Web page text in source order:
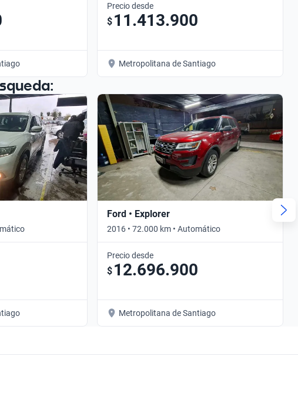
Precio desde
$ 11.413.900
Metropolitana de Santiago
Ford • Explorer
2016 • 72.000 km • Automático
Precio desde
$ 12.696.900
Metropolitana de Santiago